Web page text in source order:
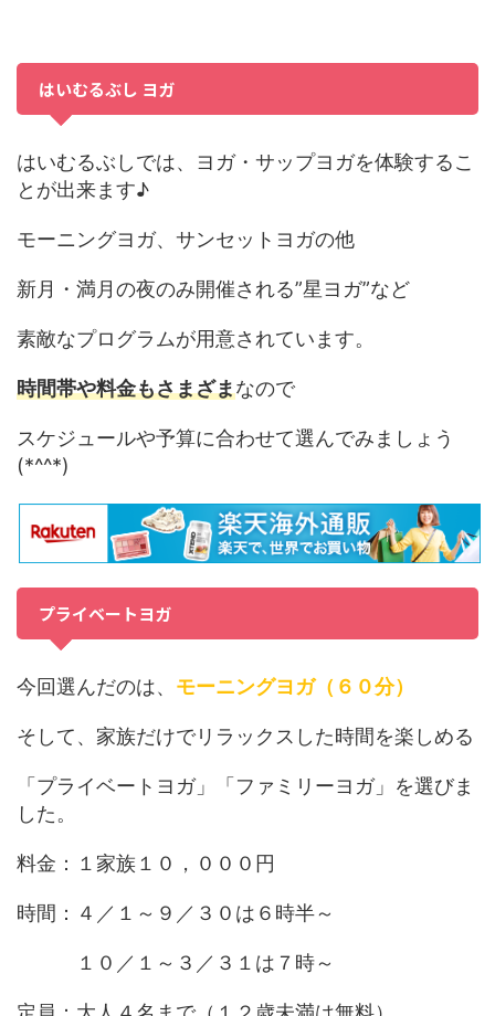
はいむるぶし ヨガ
はいむるぶしでは、ヨガ・サップヨガを体験するこ
とが出来ます♪
モーニングヨガ、サンセットヨガの他
新月・満月の夜のみ開催される”星ヨガ”など
素敵なプログラムが用意されています。
時間帯や料金もさまざまなので
スケジュールや予算に合わせて選んでみましょう
(*^^*)
プライベートヨガ
今回選んだのは、 モーニングヨガ（６０分）
そして、家族だけでリラックスした時間を楽しめる
「プライベートヨガ」「ファミリーヨガ」を選びま
した。
料金：１家族１０，０００円
時間：４／１～９／３０は６時半～
１０／１～３／３１は７時～